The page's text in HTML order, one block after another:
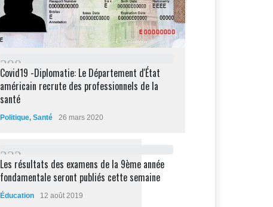
298
Covid19 -Diplomatie: Le Département d'État
américain recrute des professionnels de la
santé
Politique, Santé 26 mars 2020
232
Les résultats des examens de la 9ème année
fondamentale seront publiés cette semaine
Éducation 12 août 2019